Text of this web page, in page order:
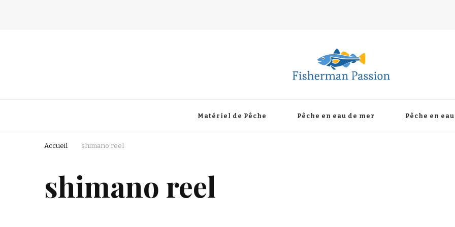
Matériel de Pêche Pêche en eau de mer Pêche en
Accueil shimano reel
shimano reel